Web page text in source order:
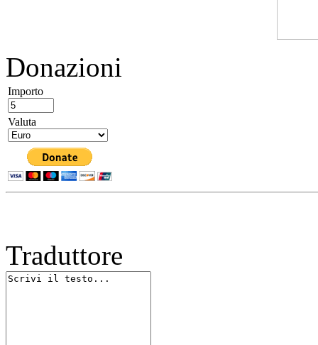
Donazioni
Importo
Valuta
Traduttore